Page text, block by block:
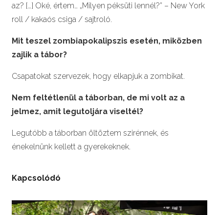
az? […] Oké, értem… „Milyen péksüti lennél?” – New York
roll / kakaós csiga / sajtroló.
Mit teszel zombiapokalipszis esetén, miközben
zajlik a tábor?
Csapatokat szervezek, hogy elkapjuk a zombikat.
Nem feltétlenül a táborban, de mi volt az a
jelmez, amit legutoljára viseltél?
Legutóbb a táborban öltöztem szirénnek, és
énekelnünk kellett a gyerekeknek.
Kapcsolódó